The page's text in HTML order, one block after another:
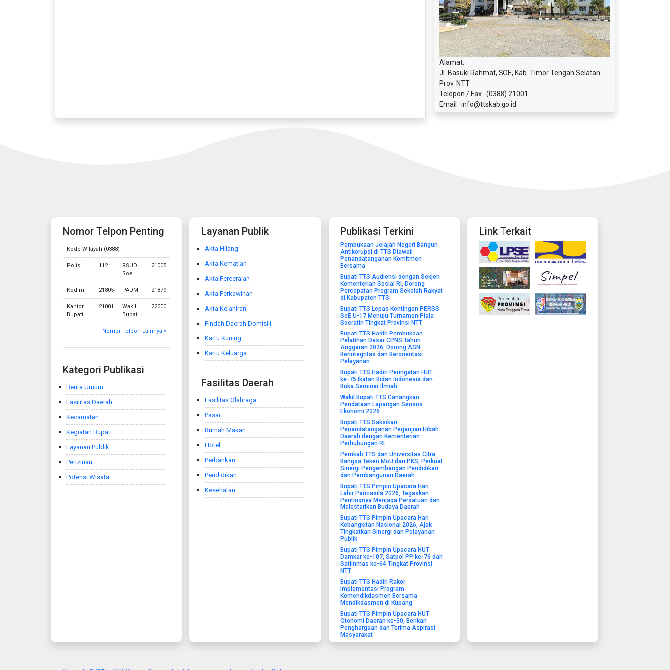
Alamat:
Jl. Basuki Rahmat, SOE, Kab. Timor Tengah Selatan
Prov. NTT
Telepon / Fax : (0388) 21001
Email : info@ttskab.go.id
Nomor Telpon Penting
Kode Wilayah (0388)
Polisi 112
RSUD
Soe
21005
Kodim 21805 PADM 21879
Kantor
Bupati
21001
Wakil
Bupati
22000
Nomor Telpon Lainnya »
Kategori Publikasi
Berita Umum
Fasilitas Daerah
Kecamatan
Kegiatan Bupati
Layanan Publik
Perizinan
Potensi Wisata
Layanan Publik
Akta Hilang
Akta Kematian
Akta Perceraian
Akta Perkawinan
Akta Kelahiran
Pindah Daerah Domisili
Kartu Kuning
Kartu Keluarga
Fasilitas Daerah
Fasilitas Olahraga
Pasar
Rumah Makan
Hotel
Perbankan
Pendidikan
Kesehatan
Publikasi Terkini
Pembukaan Jelajah Negeri Bangun
Antikorupsi di TTS Diawali
Penandatanganan Komitmen
Bersama
Bupati TTS Audiensi dengan Sekjen
Kementerian Sosial RI, Dorong
Percepatan Program Sekolah Rakyat
di Kabupaten TTS
Bupati TTS Lepas Kontingen PERSS
SoE U-17 Menuju Turnamen Piala
Soeratin Tingkat Provinsi NTT
Bupati TTS Hadiri Pembukaan
Pelatihan Dasar CPNS Tahun
Anggaran 2026, Dorong ASN
Berintegritas dan Berorientasi
Pelayanan
Bupati TTS Hadiri Peringatan HUT
ke-75 Ikatan Bidan Indonesia dan
Buka Seminar Ilmiah
Wakil Bupati TTS Canangkan
Pendataan Lapangan Sensus
Ekonomi 2026
Bupati TTS Saksikan
Penandatanganan Perjanjian Hibah
Daerah dengan Kementerian
Perhubungan RI
Pemkab TTS dan Universitas Citra
Bangsa Teken MoU dan PKS, Perkuat
Sinergi Pengembangan Pendidikan
dan Pembangunan Daerah
Bupati TTS Pimpin Upacara Hari
Lahir Pancasila 2026, Tegaskan
Pentingnya Menjaga Persatuan dan
Melestarikan Budaya Daerah
Bupati TTS Pimpin Upacara Hari
Kebangkitan Nasional 2026, Ajak
Tingkatkan Sinergi dan Pelayanan
Publik
Bupati TTS Pimpin Upacara HUT
Damkar ke-107, Satpol PP ke-76 dan
Satlinmas ke-64 Tingkat Provinsi
NTT
Bupati TTS Hadiri Rakor
Implementasi Program
Kemendikdasmen Bersama
Mendikdasmen di Kupang
Bupati TTS Pimpin Upacara HUT
Otonomi Daerah ke-30, Berikan
Penghargaan dan Terima Aspirasi
Masyarakat
Link Terkait